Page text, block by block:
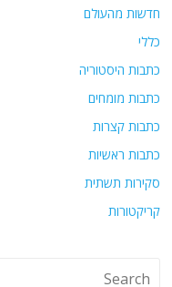
חדשות מהעולם
כללי
כתבות היסטוריה
כתבות מומחים
כתבות קצרות
כתבות ראשיות
סקירות תשתית
קריקטורות